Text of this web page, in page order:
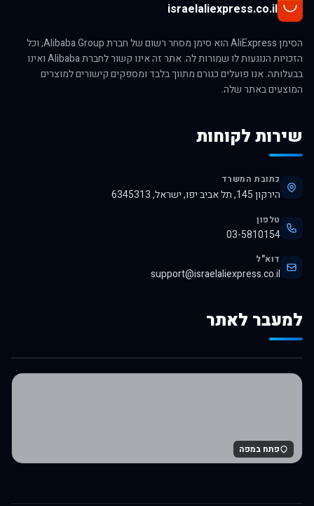
israelaliexpress.co.il
הסימן AliExpress הוא סימן מסחר רשום של חברת Alibaba Group, וכל
הזכויות הנוגעות לו שמורות לה. אתר זה אינו קשור לחברת Alibaba ואינו
בבעלותה. אנו פועלים כגורם מתווך בלבד ומספקים קישורים למוצרים
המוצעים באתר שלה.
שירות לקוחות
כתובת המשרד
הירקון 145, תל אביב יפו, ישראל, 6345313
טלפון
03-5810154
דוא"ל
support@israelaliexpress.co.il
למעבר לאתר
לרכישה באלי אקספרס
פתח במפה